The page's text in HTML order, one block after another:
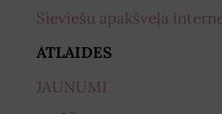
Sieviešu apakšveļa
ATLAIDES
JAUNUMI